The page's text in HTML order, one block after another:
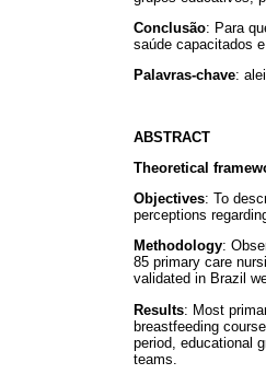
Conclusão: Para
saúde capacitados
Palavras-chave:
ABSTRACT
Theoretical
Objectives: To
perceptions
Methodology:
85 primary care
validated in Brazil
Results: Most
breastfeeding
period, educational
teams.